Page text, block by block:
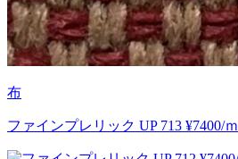
布
ファインプレリック UP 713 ¥7400/ｍ